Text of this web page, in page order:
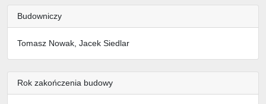
Budowniczy
Tomasz Nowak, Jacek Siedlar
Rok zakończenia budowy